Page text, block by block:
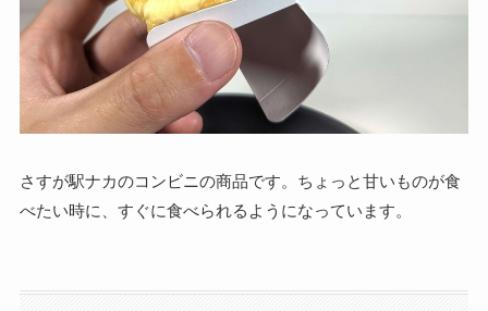
さすが駅ナカのコンビニの商品です。ちょっと甘いものが食
べたい時に、すぐに食べられるようになっています。